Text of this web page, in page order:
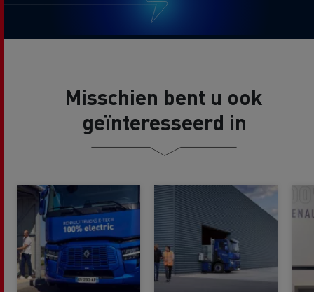
Misschien bent u ook
geïnteresseerd in